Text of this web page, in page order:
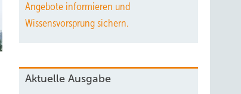
Angebote informieren und
Wissensvorsprung sichern.
Aktuelle Ausgabe